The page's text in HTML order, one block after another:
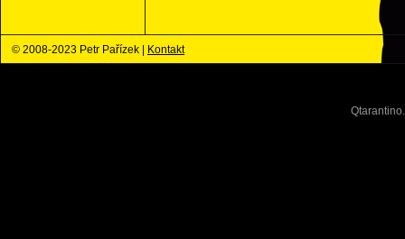
© 2008-2023 Petr Pařízek | Kontakt